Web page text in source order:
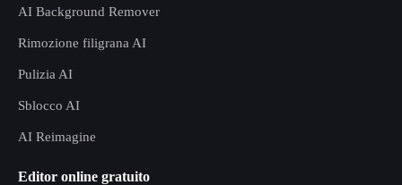
AI Background Remover
Rimozione filigrana AI
Pulizia AI
Sblocco AI
AI Reimagine
Editor online gratuito